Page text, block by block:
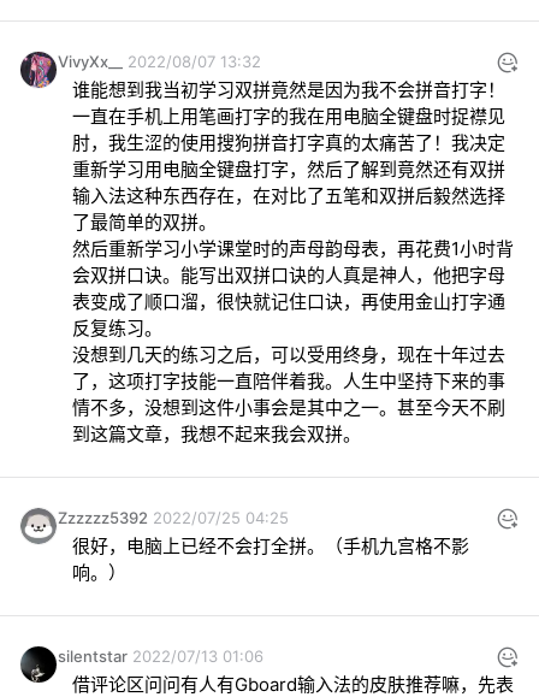
VivyXx__ 2022/08/07 13:32
谁能想到我当初学习双拼竟然是因为我不会拼音打字！
一直在手机上用笔画打字的我在用电脑全键盘时捉襟见
肘，我生涩的使用搜狗拼音打字真的太痛苦了！我决定
重新学习用电脑全键盘打字，然后了解到竟然还有双拼
输入法这种东西存在，在对比了五笔和双拼后毅然选择
了最简单的双拼。
然后重新学习小学课堂时的声母韵母表，再花费1小时背
会双拼口诀。能写出双拼口诀的人真是神人，他把字母
表变成了顺口溜，很快就记住口诀，再使用金山打字通
反复练习。
没想到几天的练习之后，可以受用终身，现在十年过去
了，这项打字技能一直陪伴着我。人生中坚持下来的事
情不多，没想到这件小事会是其中之一。甚至今天不刷
到这篇文章，我想不起来我会双拼。
Zzzzzz5392 2022/07/25 04:25
很好，电脑上已经不会打全拼。（手机九宫格不影
响。）
silentstar 2022/07/13 01:06
借评论区问问有人有Gboard输入法的皮肤推荐嘛，先表